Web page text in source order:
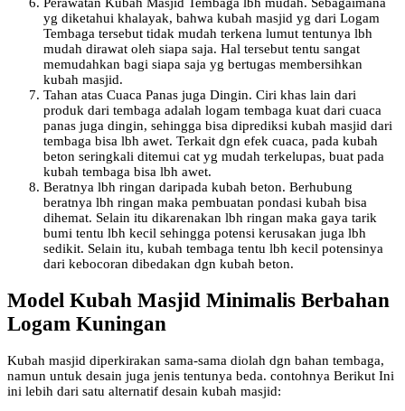
yg diketahui khalayak, bahwa kubah masjid yg dari Logam
Tembaga tersebut tidak mudah terkena lumut tentunya lbh
mudah dirawat oleh siapa saja. Hal tersebut tentu sangat
memudahkan bagi siapa saja yg bertugas membersihkan
kubah masjid.
Tahan atas Cuaca Panas juga Dingin. Ciri khas lain dari
produk dari tembaga adalah logam tembaga kuat dari cuaca
panas juga dingin, sehingga bisa diprediksi kubah masjid dari
tembaga bisa lbh awet. Terkait dgn efek cuaca, pada kubah
beton seringkali ditemui cat yg mudah terkelupas, buat pada
kubah tembaga bisa lbh awet.
Beratnya lbh ringan daripada kubah beton. Berhubung
beratnya lbh ringan maka pembuatan pondasi kubah bisa
dihemat. Selain itu dikarenakan lbh ringan maka gaya tarik
bumi tentu lbh kecil sehingga potensi kerusakan juga lbh
sedikit. Selain itu, kubah tembaga tentu lbh kecil potensinya
dari kebocoran dibedakan dgn kubah beton.
Model Kubah Masjid Minimalis Berbahan
Logam Kuningan
Kubah masjid diperkirakan sama-sama diolah dgn bahan tembaga,
namun untuk desain juga jenis tentunya beda. contohnya Berikut Ini
ini lebih dari satu alternatif desain kubah masjid: